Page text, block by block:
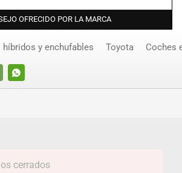
OFRECIDO POR LA MARCA
WHATSAPP
híbridos y enchufables Toyota Coches
cerrados